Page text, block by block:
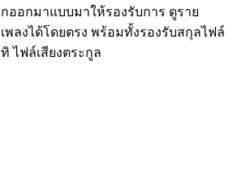
ออกมาแบบมาให้รองรับการ ดูราย
พลงได้โดยตรง พร้อมทั้งรองรับสกุลไฟล์
ไฟล์เสียงตระกูล